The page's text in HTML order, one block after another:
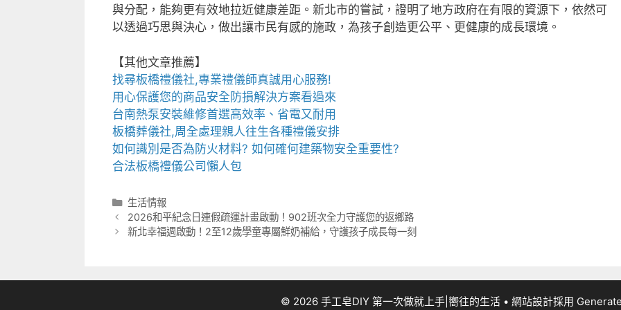
與分配，能夠更有效地拉近健康差距。新北市的嘗試，證明了地方政府在有限的資源下，依然可
以透過巧思與決心，做出讓市民有感的施政，為孩子創造更公平、更健康的成長環境。
【其他文章推薦】
找尋板橋禮儀社,專業禮儀師真誠用心服務!
用心保護您的商品安全防損解決方案看過來
台南熱泵安裝維修首選高效率、省電又耐用
板橋葬儀社,周全處理親人往生各種禮儀安排
如何識別是否為防火材料? 如何確何建築物安全重要性?
合法板橋禮儀公司懶人包
分
類
生活情報
2026和平紀念日連假疏運計畫啟動！902班次全力守護您的返鄉路
新北幸福週啟動！2至12歲學童專屬鮮奶補給，守護孩子成長每一刻
© 2026 手工皂DIY 第一次做就上手|嚮往的生活 • 網站設計採用